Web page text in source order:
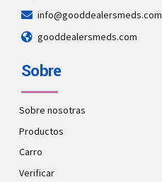
info@gooddealersmeds.com
gooddealersmeds.com
Sobre
Sobre nosotras
Productos
Carro
Verificar